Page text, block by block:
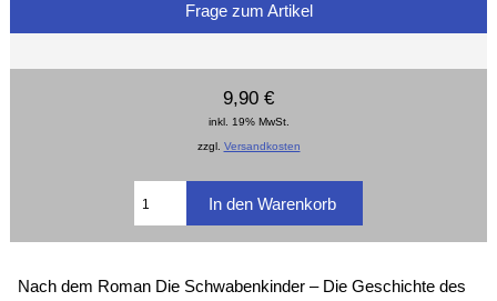
Frage zum Artikel
9,90 €
inkl. 19% MwSt.
zzgl. Versandkosten
Nach dem Roman Die Schwabenkinder – Die Geschichte des